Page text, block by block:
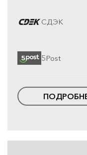
СДЭК
5Post